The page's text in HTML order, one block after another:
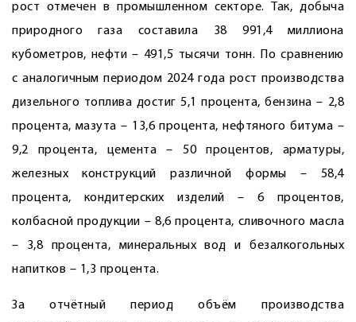
рост отмечен в промышленном секторе. Так, добыча
природного газа составила 38 991,4 миллиона
кубометров, нефти – 491,5 тысячи тонн. По сравнению
с аналогичным периодом 2024 года рост производства
дизельного топлива достиг 5,1 процента, бензина – 2,8
процента, мазута – 13,6 процента, нефтяного битума –
9,2 процента, цемента – 50 процентов, арматуры,
железных конструкций различной формы – 58,4
процента, кондитерских изделий – 6 процентов,
колбасной продукции – 8,6 процента, сливочного масла
– 3,8 процента, минеральных вод и безалкогольных
напитков – 1,3 процента.
За отчётный период объём производства